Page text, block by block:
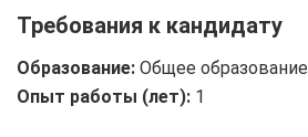
Требования к кандидату
Образование: Общее образование
Опыт работы (лет): 1